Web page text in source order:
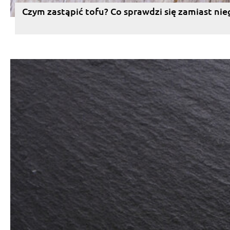
Czym zastąpić tofu? Co sprawdzi się zamiast